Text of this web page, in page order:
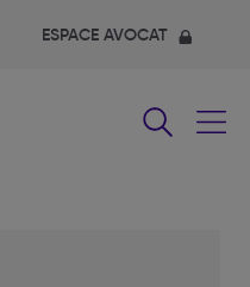
ESPACE AVOCAT